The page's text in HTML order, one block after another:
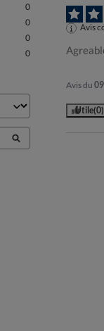
0
0
0
0
Avis
Avis du
Utile(0)